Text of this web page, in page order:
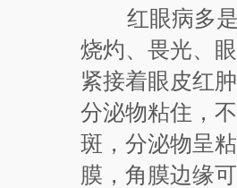
红眼病多
烧灼、畏光、
紧接着眼皮红
分泌物粘住，
斑，分泌物呈
膜，角膜边缘